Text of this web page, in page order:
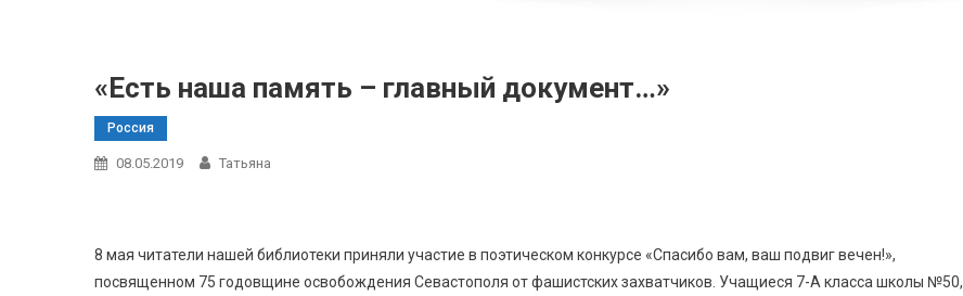
«Есть наша память – главный документ…»
Россия
08.05.2019 Татьяна
8 мая читатели нашей библиотеки приняли участие в поэтическом конкурсе «Спасибо вам, ваш подвиг вечен!»,
посвященном 75 годовщине освобождения Севастополя от фашистских захватчиков. Учащиеся 7-А класса школы №50,